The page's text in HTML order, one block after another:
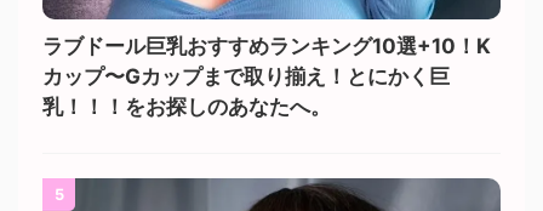
ラブドール巨乳おすすめランキング10選+10！K
カップ〜Gカップまで取り揃え！とにかく巨
乳！！！をお探しのあなたへ。
5